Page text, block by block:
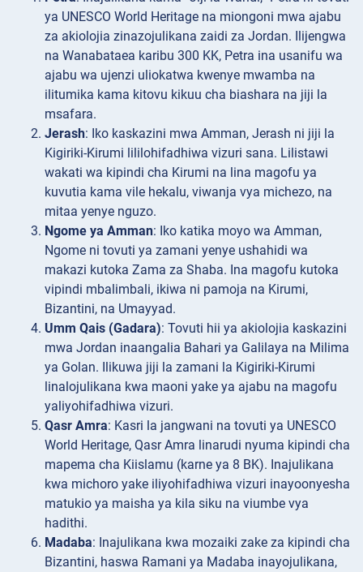
ya UNESCO World Heritage na miongoni mwa ajabu
za akiolojia zinazojulikana zaidi za Jordan. Ilijengwa
na Wanabataea karibu 300 KK, Petra ina usanifu wa
ajabu wa ujenzi uliokatwa kwenye mwamba na
ilitumika kama kitovu kikuu cha biashara na jiji la
msafara.
Jerash: Iko kaskazini mwa Amman, Jerash ni jiji la
Kigiriki-Kirumi lililohifadhiwa vizuri sana. Lilistawi
wakati wa kipindi cha Kirumi na lina magofu ya
kuvutia kama vile hekalu, viwanja vya michezo, na
mitaa yenye nguzo.
Ngome ya Amman: Iko katika moyo wa Amman,
Ngome ni tovuti ya zamani yenye ushahidi wa
makazi kutoka Zama za Shaba. Ina magofu kutoka
vipindi mbalimbali, ikiwa ni pamoja na Kirumi,
Bizantini, na Umayyad.
Umm Qais (Gadara): Tovuti hii ya akiolojia kaskazini
mwa Jordan inaangalia Bahari ya Galilaya na Milima
ya Golan. Ilikuwa jiji la zamani la Kigiriki-Kirumi
linalojulikana kwa maoni yake ya ajabu na magofu
yaliyohifadhiwa vizuri.
Qasr Amra: Kasri la jangwani na tovuti ya UNESCO
World Heritage, Qasr Amra linarudi nyuma kipindi cha
mapema cha Kiislamu (karne ya 8 BK). Inajulikana
kwa michoro yake iliyohifadhiwa vizuri inayoonyesha
matukio ya maisha ya kila siku na viumbe vya
hadithi.
Madaba: Inajulikana kwa mozaiki zake za kipindi cha
Bizantini, haswa Ramani ya Madaba inayojulikana,